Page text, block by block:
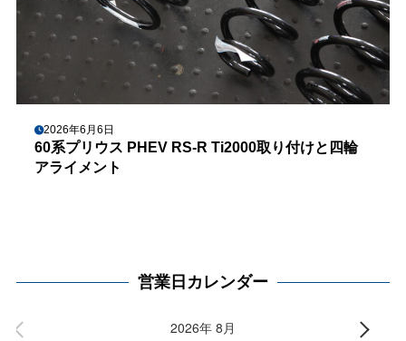
2026年6月6日
60系プリウス PHEV RS-R Ti2000取り付けと四輪
アライメント
営業日カレンダー
2026年 8月